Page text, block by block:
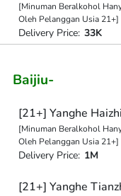
[Minuman Beralkohol
Oleh Pelanggan Usia 21+]
Delivery Price: 33K
Baijiu-
[21+] Yanghe
[Minuman Beralkohol
Oleh Pelanggan Usia 21+]
Delivery Price: 1M
[21+] Yanghe